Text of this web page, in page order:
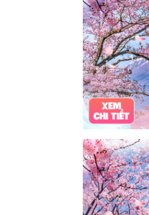
Nhật Bản
bãi tắm sấm
đặc sản du
tour du lịch 3
Đảo Lan Châu
chợ Cửa Lò
Hạ Long
ATM
mới
ô tô
phượt